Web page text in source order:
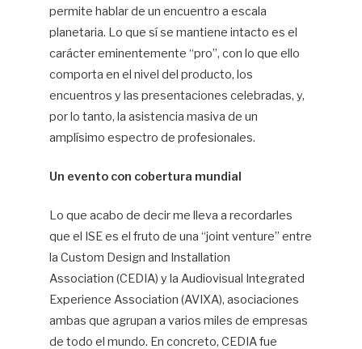
permite hablar de un encuentro a escala
planetaria. Lo que sí se mantiene intacto es el
carácter eminentemente “pro”, con lo que ello
comporta en el nivel del producto, los
encuentros y las presentaciones celebradas, y,
por lo tanto, la asistencia masiva de un
amplísimo espectro de profesionales.
Un evento con cobertura mundial
Lo que acabo de decir me lleva a recordarles
que el ISE es el fruto de una “joint venture” entre
la Custom Design and Installation
Association (CEDIA) y la Audiovisual Integrated
Experience Association (AVIXA), asociaciones
ambas que agrupan a varios miles de empresas
de todo el mundo. En concreto, CEDIA fue